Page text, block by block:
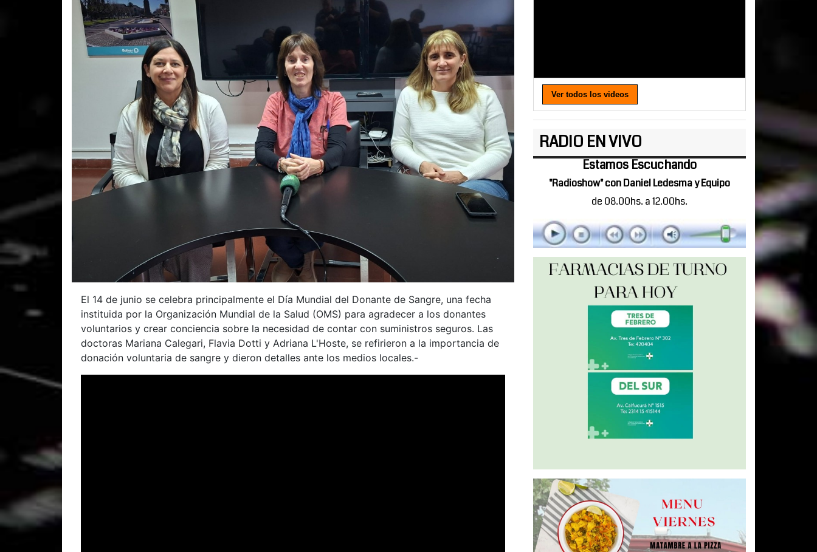
El 14 de junio se celebra principalmente el Día Mundial del Donante de Sangre, una fecha
instituida por la Organización Mundial de la Salud (OMS) para agradecer a los donantes
voluntarios y crear conciencia sobre la necesidad de contar con suministros seguros. Las
doctoras Mariana Calegari, Flavia Dotti y Adriana L'Hoste, se refirieron a la importancia de
donación voluntaria de sangre y dieron detalles ante los medios locales.-
Ver todos los videos
RADIO EN VIVO
Estamos Escuchando
"Radioshow" con Daniel Ledesma y Equipo
de 08.00hs. a 12.00hs.